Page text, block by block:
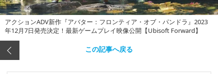
アクションADV新作『アバター：フロンティア・オブ・パンドラ』2023
年12月7日発売決定！最新ゲームプレイ映像公開【Ubisoft Forward】
この記事へ戻る